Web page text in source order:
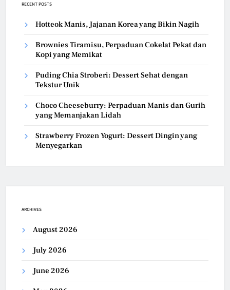
RECENT POSTS
Hotteok Manis, Jajanan Korea yang Bikin Nagih
Brownies Tiramisu, Perpaduan Cokelat Pekat dan
Kopi yang Memikat
Puding Chia Stroberi: Dessert Sehat dengan
Tekstur Unik
Choco Cheeseburry: Perpaduan Manis dan Gurih
yang Memanjakan Lidah
Strawberry Frozen Yogurt: Dessert Dingin yang
Menyegarkan
ARCHIVES
August 2026
July 2026
June 2026